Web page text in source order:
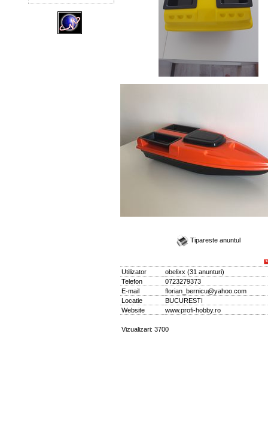
Tipareste anuntul
Utilizator obelixx (31 anunturi)
Telefon
0723279373
E-mail
florian_bernicu@yahoo.com
Locatie
BUCURESTI
Website
www.profi-hobby.ro
Vizualizari: 3700